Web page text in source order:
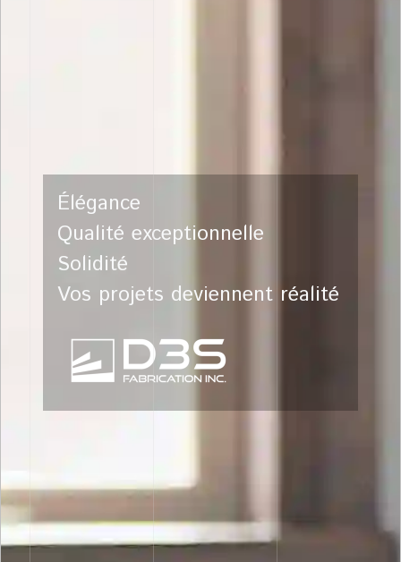
Élégance
Qualité exceptionnelle
Solidité
Vos projets deviennent réalité